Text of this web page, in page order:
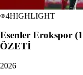
4HIGHLIGHT
Esenler Erokspor
ÖZETİ
2026